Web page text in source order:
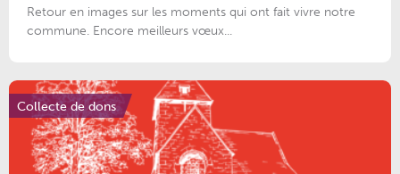
Retour en images sur les moments qui ont fait vivre notre
commune. Encore meilleurs vœux...
Collecte de dons